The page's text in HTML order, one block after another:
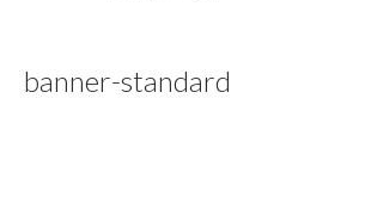
banner-standard